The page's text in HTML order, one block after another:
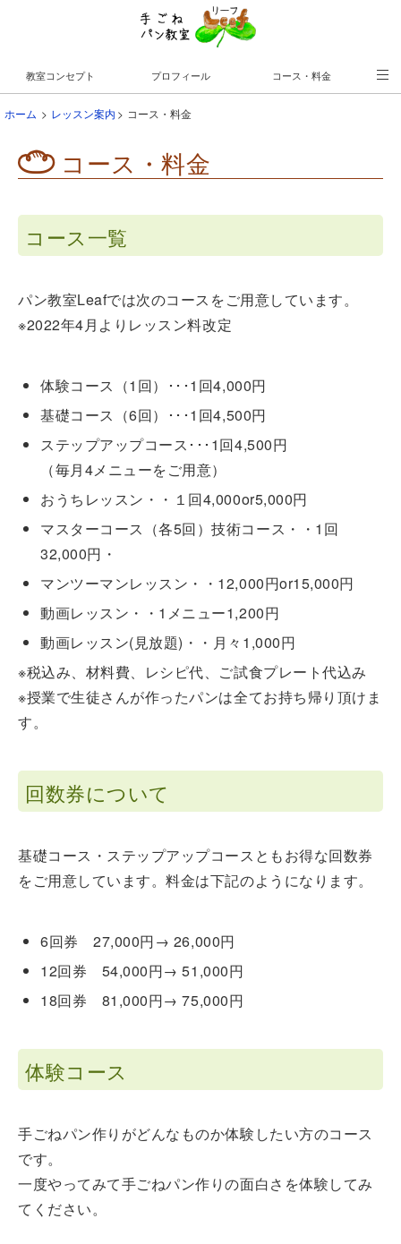
教室コンセプト プロフィール コース・料金
教室の案内 スケジュール
ホーム レッスン案内 コース・料金
コース・料金
コース一覧
パン教室Leafでは次のコースをご用意しています。
※2022年4月よりレッスン料改定
体験コース（1回）･･･1回4,000円
基礎コース（6回）･･･1回4,500円
ステップアップコース･･･1回4,500円
（毎月4メニューをご用意）
おうちレッスン・・１回4,000or5,000円
マスターコース（各5回）技術コース・・1回
32,000円・
マンツーマンレッスン・・12,000円or15,000円
動画レッスン・・1メニュー1,200円
動画レッスン(見放題)・・月々1,000円
※税込み、材料費、レシピ代、ご試食プレート代込み
※授業で生徒さんが作ったパンは全てお持ち帰り頂けま
す。
回数券について
基礎コース・ステップアップコースともお得な回数券
をご用意しています。料金は下記のようになります。
6回券 27,000円→ 26,000円
12回券 54,000円→ 51,000円
18回券 81,000円→ 75,000円
体験コース
手ごねパン作りがどんなものか体験したい方のコース
です。
一度やってみて手ごねパン作りの面白さを体験してみ
てください。